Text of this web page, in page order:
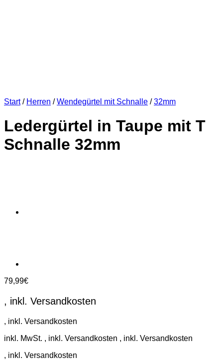
Start / Herren / Wendegürtel mit Schnalle / 32mm
Ledergürtel in Taupe mit T
Schnalle 32mm
79,99€
inkl. MwSt.